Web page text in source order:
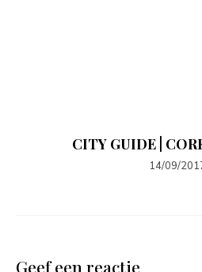
CITY GUIDE |
14/09/
Geef een reactie